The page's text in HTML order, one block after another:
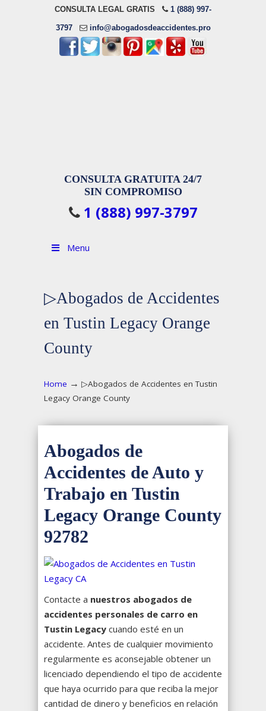
CONSULTA LEGAL GRATIS 1 (888) 997-
3797 info@abogadosdeaccidentes.pro
CONSULTA GRATUITA 24/7
SIN COMPROMISO
1 (888) 997-3797
Menu
▷Abogados de Accidentes
en Tustin Legacy Orange
County
Home → ▷Abogados de Accidentes en Tustin
Legacy Orange County
Abogados de
Accidentes de Auto y
Trabajo en Tustin
Legacy Orange County
92782
Contacte a nuestros abogados de
accidentes personales de carro en
Tustin Legacy cuando esté en un
accidente. Antes de cualquier movimiento
regularmente es aconsejable obtener un
licenciado dependiendo el tipo de accidente
que haya ocurrido para que reciba la mejor
cantidad de dinero y beneficios en relación